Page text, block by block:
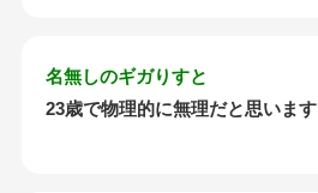
名無しのギガりすと
23歳で物理的に無理だと思います